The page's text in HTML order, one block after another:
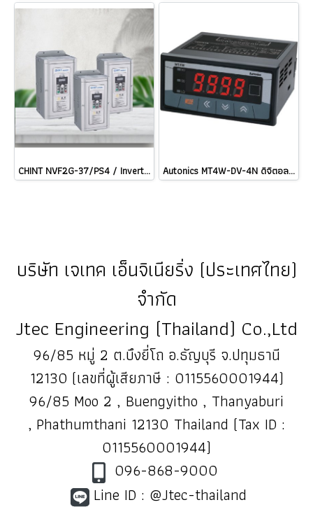
CHINT NVF2G-37/PS4 / Inverter อินเวอร์เตอร์ NVF2G General purpose variable frequency drive NVF3 Series NVF5 NEXT series / ราคา Autonics MT4W-DV-4N ดิจิตอลโวลต์มิเตอร์ PANEL METER MULTI PANEL METER / ราคา MT4W-DA-4N MT4W-AA-4N MT4W-AV-4N MT4W-DV-41 MT4W-DA-41 MT4W-AA-41 MT4W-AV-41 MS4W-DV-4N MS4W-DA-4N MT4Y-DV-4N MT4Y-DA-4N MT4Y-AA-4N MT4Y-AV-4N MT4Y-AA-40 MT4Y-DA-40 MT4Y-DV-40
บริษัท เจเทค เอ็นจิเนียริ่ง (ประเทศไทย)
จำกัด
Jtec Engineering (Thailand) Co.,Ltd
96/85 หมู่ 2 ต.บึงยี่โถ อ.ธัญบุรี จ.ปทุมธานี
12130 (เลขที่ผู้เสียภาษี : 0115560001944)
96/85 Moo 2 , Buengyitho , Thanyaburi
, Phathumthani 12130 Thailand (Tax ID :
0115560001944)
096-868-9000
Line ID : @Jtec-thailand